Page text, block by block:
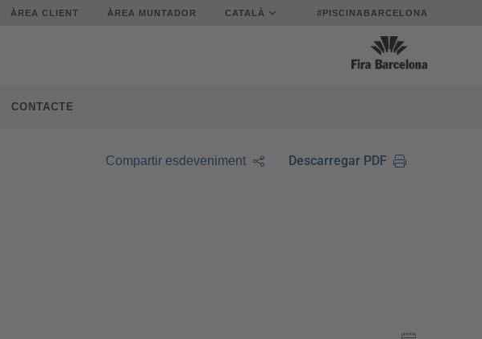
ÀREA CLIENT ÀREA MUNTADOR CATALÀ #PISCINABARCELONA
CONTACTE
Compartir esdeveniment Descarregar PDF